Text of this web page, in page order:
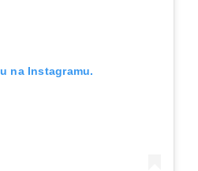
na Instagramu.